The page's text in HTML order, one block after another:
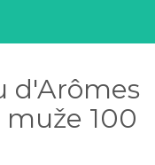
d'Arômes
100